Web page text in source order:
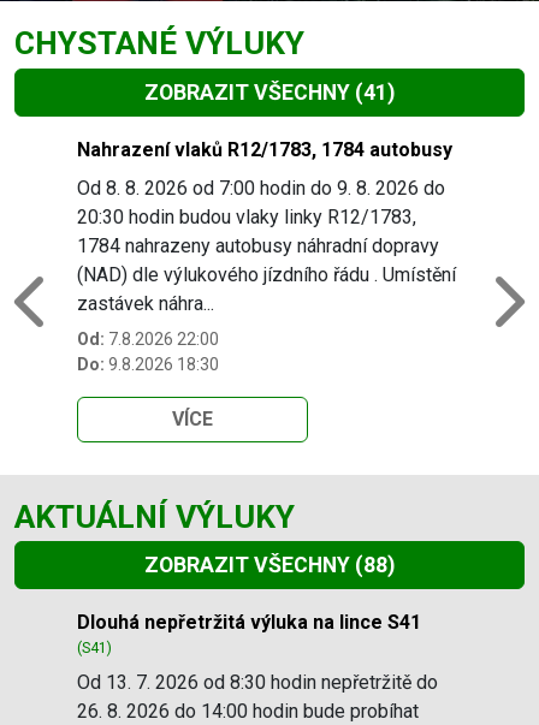
CHYSTANÉ VÝLUKY
ZOBRAZIT VŠECHNY (41)
Slide 1 of 41
Nahrazení vlaků R12/1783, 1784 autobusy
Od 8. 8. 2026 od 7:00 hodin do 9. 8. 2026 do
20:30 hodin budou vlaky linky R12/1783,
1784 nahrazeny autobusy náhradní dopravy
(NAD) dle výlukového jízdního řádu . Umístění
zastávek náhra...
Od: 7.8.2026 22:00
Do: 9.8.2026 18:30
VÍCE
Previous
AKTUÁLNÍ VÝLUKY
ZOBRAZIT VŠECHNY (88)
Slide 1 of 88
Dlouhá nepřetržitá výluka na lince S41
(S41)
Od 13. 7. 2026 od 8:30 hodin nepřetržitě do
26. 8. 2026 do 14:00 hodin bude probíhat